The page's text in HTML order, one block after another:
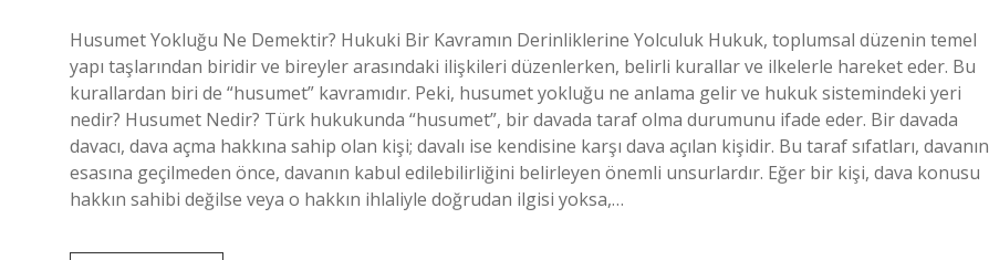
Husumet Yokluğu Ne Demektir? Hukuki Bir Kavramın Derinliklerine Yolculuk Hukuk, toplumsal düzenin temel
yapı taşlarından biridir ve bireyler arasındaki ilişkileri düzenlerken, belirli kurallar ve ilkelerle hareket eder. Bu
kurallardan biri de “husumet” kavramıdır. Peki, husumet yokluğu ne anlama gelir ve hukuk sistemindeki yeri
nedir? Husumet Nedir? Türk hukukunda “husumet”, bir davada taraf olma durumunu ifade eder. Bir davada
davacı, dava açma hakkına sahip olan kişi; davalı ise kendisine karşı dava açılan kişidir. Bu taraf sıfatları, davanın
esasına geçilmeden önce, davanın kabul edilebilirliğini belirleyen önemli unsurlardır. Eğer bir kişi, dava konusu
hakkın sahibi değilse veya o hakkın ihlaliyle doğrudan ilgisi yoksa,…